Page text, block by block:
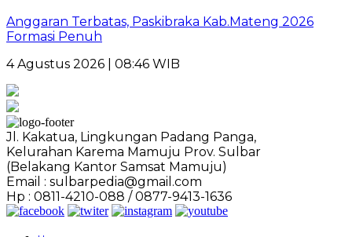
Anggaran Terbatas, Paskibraka Kab.Mateng 2026
Formasi Penuh
4 Agustus 2026 | 08:46 WIB
Jl. Kakatua, Lingkungan Padang Panga,
Kelurahan Karema Mamuju Prov. Sulbar
(Belakang Kantor Samsat Mamuju)
Email : sulbarpedia@gmail.com
Hp : 0811-4210-088 / 0877-9413-1636